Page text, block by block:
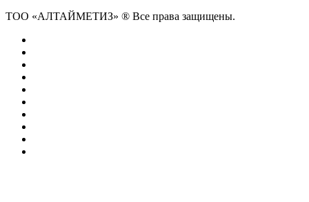
ТОО «АЛТАЙМЕТИЗ» ® Все права защищены.